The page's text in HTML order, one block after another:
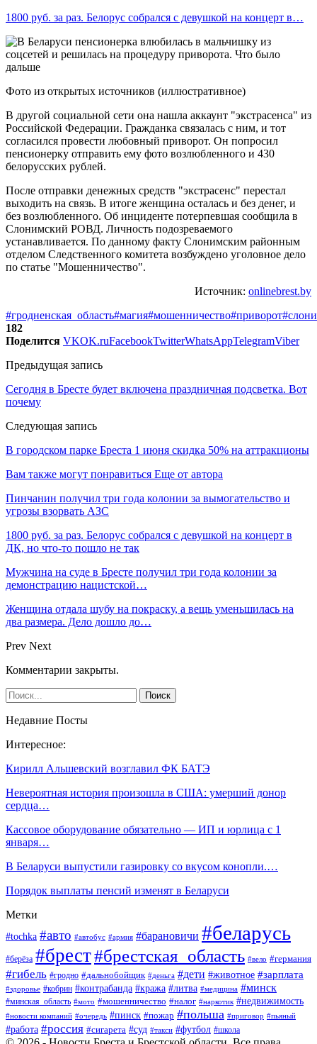
1800 руб. за раз. Белорус собрался с девушкой на концерт в…
Фото из открытых источников (иллюстративное)
В другой социальной сети она нашла аккаунт "экстрасенса" из
Российской Федерации. Гражданка связалась с ним, и тот
согласился провести любовный приворот. Он попросил
пенсионерку отправить ему фото возлюбленного и 430
белорусских рублей.
После отправки денежных средств "экстрасенс" перестал
выходить на связь. В итоге женщина осталась и без денег, и
без возлюбленного. Об инциденте потерпевшая сообщила в
Слонимский РОВД. Личность подозреваемого
устанавливается. По данному факту Слонимским районным
отделом Следственного комитета возбуждено уголовное дело
по статье "Мошенничество".
Источник: onlinebrest.by
#гродненская_область#магия#мошенничество#приворот
182
Поделится VKOK.ruFacebookTwitterWhatsAppTelegramViber
Предыдущая запись
Сегодня в Бресте будет включена праздничная подсветка. Вот
почему
Следующая запись
В городском парке Бреста 1 июня скидка 50% на аттракционы
Вам также могут понравиться Еще от автора
Пинчанин получил три года колонии за вымогательство и
угрозы взорвать АЗС
1800 руб. за раз. Белорус собрался с девушкой на концерт в
ДК, но что-то пошло не так
Мужчина на суде в Бресте получил три года колонии за
демонстрацию нацистской…
Женщина отдала шубу на покраску, а вещь уменьшилась на
два размера. Дело дошло до…
Prev Next
Комментарии закрыты.
Недавние Посты
Интересное:
Кирилл Альшевский возглавил ФК БАТЭ
Невероятная история произошла в США: умерший донор
сердца…
Кассовое оборудование обязательно — ИП и юрлица с 1
января…
В Беларуси выпустили газировку со вкусом конопли.…
Порядок выплаты пенсий изменят в Беларуси
Метки
#tochka #авто #автобус #армия #барановичи #беларусь
#берёза #брест#брестская_область #вело #германия
#гибель #гродно #дальнобойщик #деньга #дети #животное #зарплата
#здоровье #кобрин #контрабанда #кража #литва #медицина #минск
#минская_область #мото #мошенничество #налог #наркотик #недвижимость
#новости компаний #очередь #пинск #пожар #польша #приговор #пьяный
#работа #россия #сигарета #суд #такси #футбол #школа